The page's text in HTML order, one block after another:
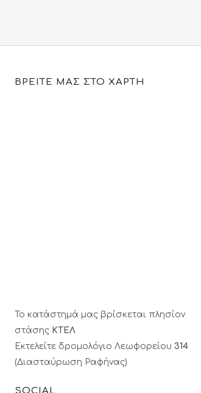
ΒΡΕΙΤΕ ΜΑΣ ΣΤΟ ΧΑΡΤΗ
Το κατάστημά μας βρίσκεται πλησίον
στάσης ΚΤΕΛ
Εκτελείτε δρομολόγιο Λεωφορείου 314
(Διασταύρωση Ραφήνας)
SOCIAL